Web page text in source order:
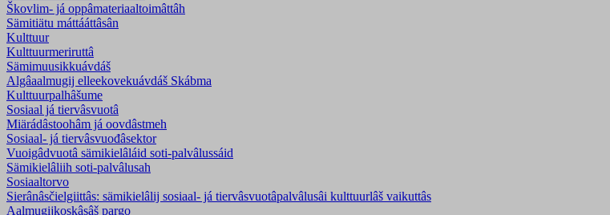
Škovlim- já oppâmateriaaltoimâttâh
Sämitiätu máttááttâsân
Kulttuur
Kulttuurmeriruttâ
Sämimuusikkuávdáš
Algâaalmugij elleekovekuávdáš Skábma
Kulttuurpalhâšume
Sosiaal já tiervâsvuotâ
Miärádâstoohâm já oovdâstmeh
Sosiaal- já tiervâsvuođâsektor
Vuoigâdvuotâ sämikielâláid soti-palvâlussáid
Sämikielâliih soti-palvâlusah
Sosiaaltorvo
Sierânâsčielgiittâs: sämikielâlij sosiaal- já tiervâsvuotâpalvâlusâi kulttuurlâš vaikuttâs
Aalmugijkoskâsâš pargo